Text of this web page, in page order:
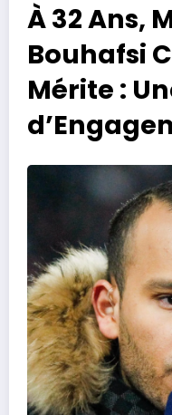
À 32 Ans,
Bouhafsi
Mérite :